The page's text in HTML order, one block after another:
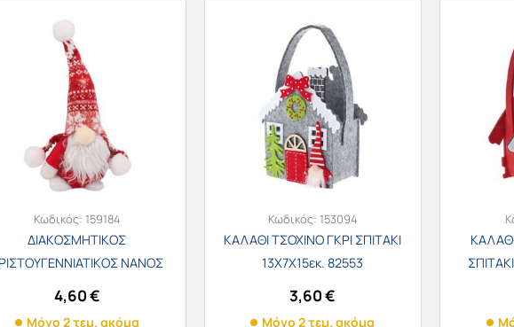
Κωδικός: 159184
ΔΙΑΚΟΣΜΗΤΙΚΟΣ
ΝΑΝΟΣ
4,60€
Μόνο 2 τεμ. ακόμα
Κωδικός: 153094
ΚΑΛΑΘΙ ΤΣΟΧΙΝΟ ΓΚΡΙ ΣΠΙΤΑΚΙ
13Χ7Χ15εκ. 82553
3,60€
Μόνο 2 τεμ. ακόμα